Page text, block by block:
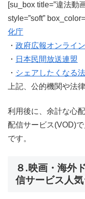
[su_box title=”違法動
style=”soft”
化庁
・ 政府広報オンライン
・ 日本民間放送連盟
・ シェアしたくなる
上記、公的機関や法
利用後に、余計な心
配信サービス(VOD)
です。
８.映画・海外
信サービス人気